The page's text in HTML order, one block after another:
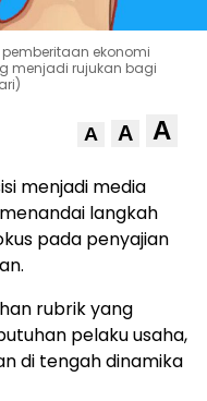
ekonomi
menjadi rujukan bagi
A A A
menjadi media
langkah
pada penyajian
rubrik yang
pelaku usaha,
di tengah dinamika